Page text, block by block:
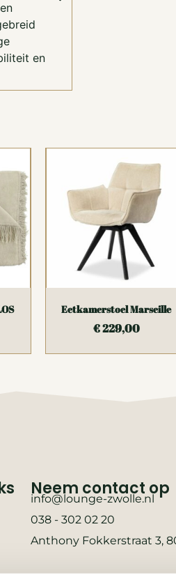
en
Eetkamerstoel Marseille
€229,00
Neem contact op
info@lounge-zwolle.nl
038 - 302 02 20
Anthony Fokkerstraat 3,